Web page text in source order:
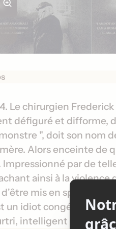
Le chirurgien
défiguré et difforme,
", doit son nom
Alors enceinte de
par de
ainsi à la
mis en spectacle.
un idiot congénital. Il
intelligent et doté